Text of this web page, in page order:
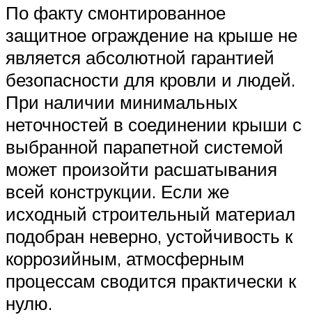
По факту смонтированное
защитное ограждение на крыше не
является абсолютной гарантией
безопасности для кровли и людей.
При наличии минимальных
неточностей в соединении крыши с
выбранной парапетной системой
может произойти расшатывания
всей конструкции. Если же
исходный строительный материал
подобран неверно, устойчивость к
коррозийным, атмосферным
процессам сводится практически к
нулю.